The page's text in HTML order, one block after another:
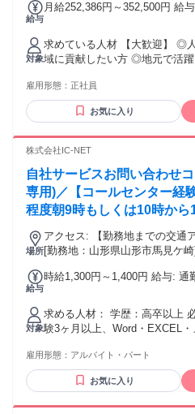
給与
月給252,386円～352,500円 給
定残業代：あり 1ヶ月あたり1
業時間：1ヶ月あたり1時間）
いては残業代の支給なし 固定
し労働時間制のため 【一律手当】 全員に一律で支払われる通
全員に一律で支払われるその
円 〜 2万8000円 賞 与 5.2ヶ月分（2025年度実績７月、１２月
に支給） 通勤手当 自宅から
（距離に応じて）上限16,100
族手当 満22歳までの子どもが
に限り満19歳～満22歳の方は
支給 上限28,000円 ※月額
歳までの方が対象
対象
求めている人材 【大歓迎】 ◎
域に貢献したい方 ◎地元で活
（銀行業務検定・外務員資格な
方 年齢の条件と理由：あり（例外事由3号のイ・35歳未満
（長期勤続によるキャリア形
雇用形態： 正社員
お気に入り
株式会社IC-NET
自社サービスお問い合わせ
専用)／【コールセンター経
程度朝9時もしくは10時から
場所
アクセス: 【勤務地までの交通アクセス】 羽前千歳駅より徒
歩17分、北山形駅より徒歩18分 マイカー通勤ＯＫ（駐車場あ
【勤務地URL】
[勤務地：山形県山形市馬見ケ崎]
給与
時給
対象
求める人材： 学歴：高卒以上 必要な経験：コールセンター経
験3ヶ月以上、Word・EXCEL
格：普通自動車免許を持っている方 求める人材: 必要
Word・Excel・メールの操作が
雇用形態： アルバイト・パート
お気に入り